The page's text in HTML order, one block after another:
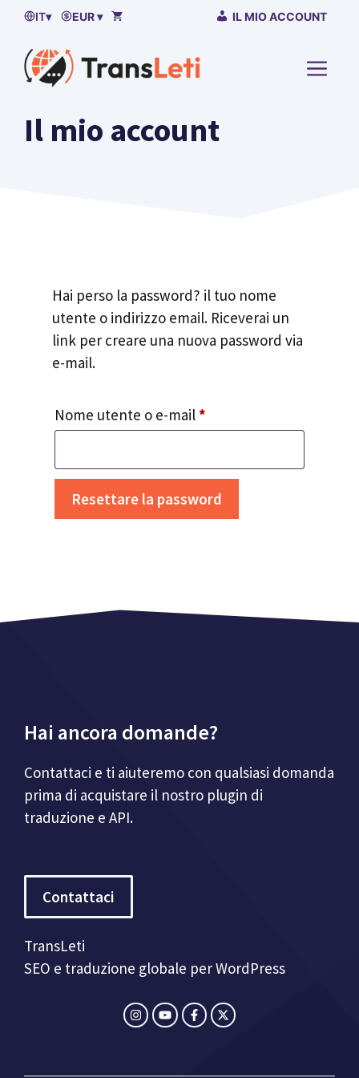
contenuto
IT▾ EUR ▾ IL MIO ACCOUNT
MENU
Il mio account
Hai perso la password? il tuo nome
utente o indirizzo email. Riceverai un
link per creare una nuova password via
e-mail.
Nome utente o e-mail *
Resettare la password
Hai ancora domande?
Contattaci e ti aiuteremo con qualsiasi domanda
prima di acquistare il nostro plugin di
traduzione e API.
Contattaci
TransLeti
SEO e traduzione globale per WordPress